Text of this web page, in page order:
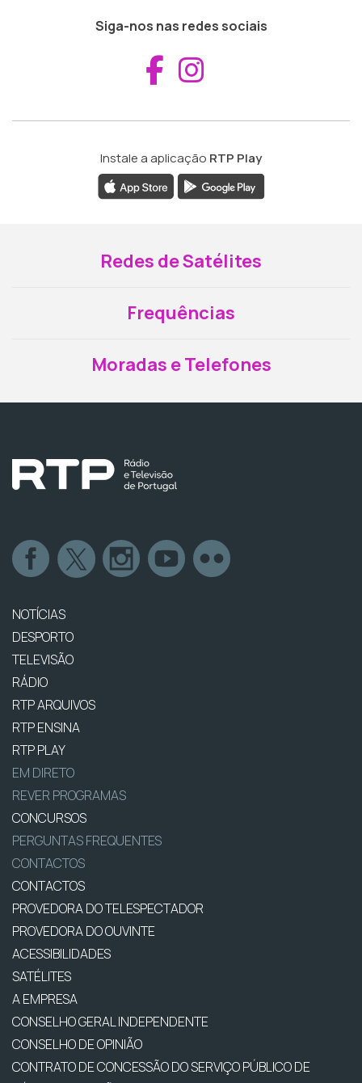
Siga-nos nas redes sociais
Aceder ao
Instale a aplicação RTP Play
Redes de Satélites
Frequências
Moradas e Telefones
NOTÍCIAS
DESPORTO
TELEVISÃO
RÁDIO
RTP ARQUIVOS
RTP ENSINA
RTP PLAY
EM DIRETO
REVER PROGRAMAS
CONCURSOS
PERGUNTAS FREQUENTES
CONTACTOS
CONTACTOS
PROVEDORA DO TELESPECTADOR
PROVEDORA DO OUVINTE
ACESSIBILIDADES
SATÉLITES
A EMPRESA
CONSELHO GERAL INDEPENDENTE
CONSELHO DE OPINIÃO
CONTRATO DE CONCESSÃO DO SERVIÇO PÚBLICO DE